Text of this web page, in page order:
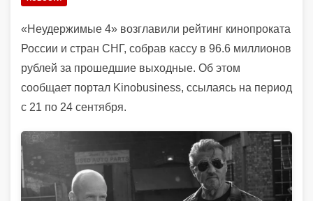
«Неудержимые 4» возглавили рейтинг кинопроката
России и стран СНГ, собрав кассу в 96.6 миллионов
рублей за прошедшие выходные. Об этом
сообщает портал Kinobusiness, ссылаясь на период
с 21 по 24 сентября.